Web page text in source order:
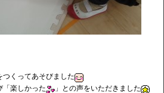
くってあそびました
「楽しかった
」との声をいただきました